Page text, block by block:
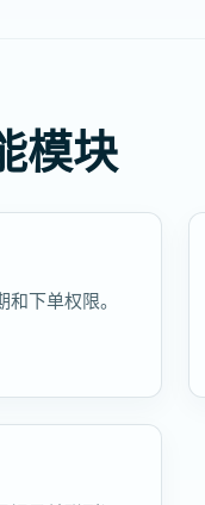
模块
下单权限。